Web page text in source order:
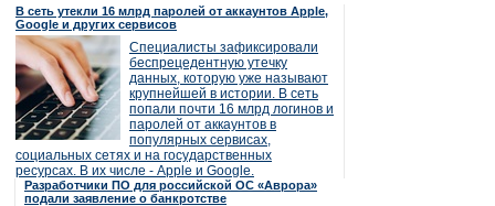
В сеть утекли 16 млрд паролей от аккаунтов Apple,
Google и других сервисов
Специалисты зафиксировали
беспрецедентную утечку
данных, которую уже называют
крупнейшей в истории. В сеть
попали почти 16 млрд логинов и
паролей от аккаунтов в
популярных сервисах,
социальных сетях и на государственных
ресурсах. В их числе - Apple и Google.
Разработчики ПО для российской ОС «Аврора»
подали заявление о банкротстве